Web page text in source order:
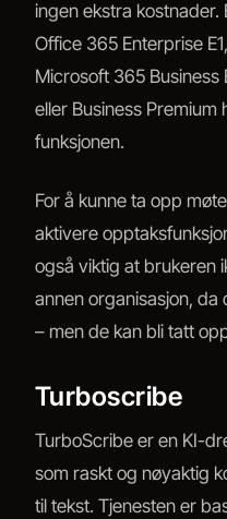
ingen ekstra kostnader.
Office 365 Enterprise
Microsoft 365 Business
eller Business Premium
funksjonen.
For å kunne ta opp
aktivere
også viktig at brukeren
annen organisasjon,
– men de kan bli tatt
Turboscribe
TurboScribe er en KI-
som raskt og nøyaktig
til tekst. Tjenesten er